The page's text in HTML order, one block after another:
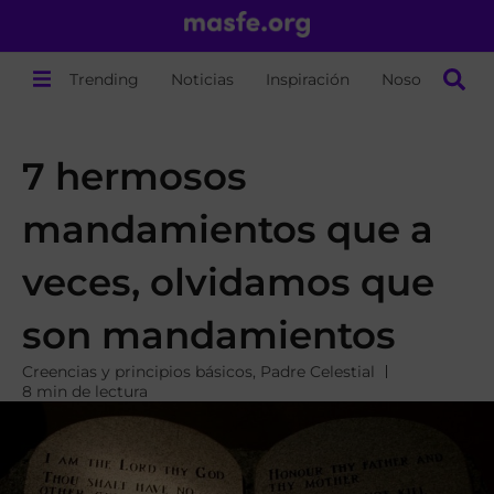
Trending Noticias Inspiración Nosotros
7 hermosos
mandamientos que a
veces, olvidamos que
son mandamientos
Creencias y principios básicos, Padre Celestial
8 min de lectura